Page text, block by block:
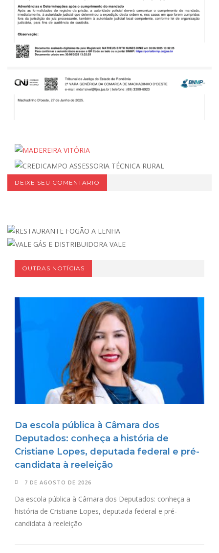
DEIXE SEU COMENTARIO
OUTRAS NOTÍCIAS
Da escola pública à Câmara dos
Deputados: conheça a história de
Cristiane Lopes, deputada federal e pré-
candidata à reeleição
7 DE AGOSTO DE 2026
Da escola pública à Câmara dos Deputados: conheça a
história de Cristiane Lopes, deputada federal e pré-
candidata à reeleição